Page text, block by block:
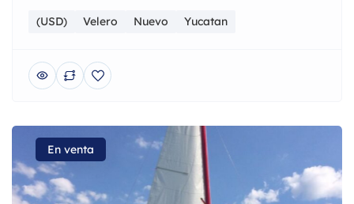
(USD) Velero Nuevo Yucatan
En venta